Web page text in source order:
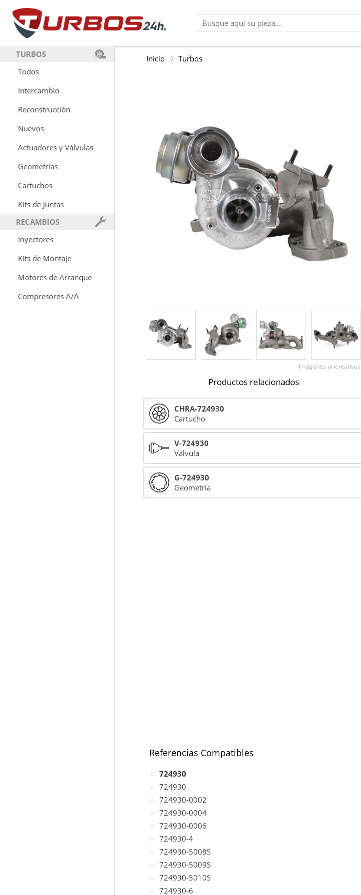
TURBOS
Todos
Intercambio
Reconstrucción
Nuevos
Actuadores y Válvulas
Geometrías
Cartuchos
Kits de Juntas
RECAMBIOS
Inyectores
Kits de Montaje
Motores de Arranque
Compresores A/A
Inicio Turbos
Imágenes orientativas
Productos relacionados
CHRA-724930
Cartucho
V-724930
Válvula
G-724930
Geometría
Referencias Compatibles
724930
724930
724930-0002
724930-0004
724930-0006
724930-4
724930-5008S
724930-5009S
724930-5010S
724930-6